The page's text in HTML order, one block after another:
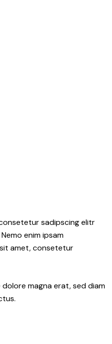
sadipscing elitr
enim ipsam
amet, consetetur
magna erat, sed diam